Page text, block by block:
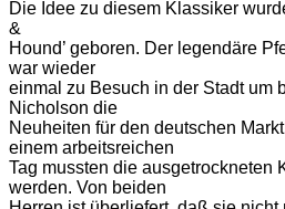
Die Idee zu diesem Klassiker
&
Hound’ geboren. Der legendäre
war wieder
einmal zu Besuch in der Stadt um
Nicholson die
Neuheiten für den deutschen
einem arbeitsreichen
Tag mussten die ausgetrockneten
werden. Von beiden